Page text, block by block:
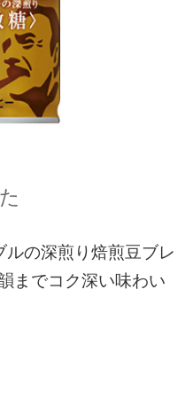
の深煎り焙煎豆ブレ
までコク深い味わい